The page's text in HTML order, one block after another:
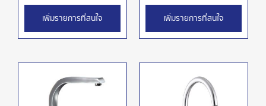
เพิ่มรายการที่สนใจ เพิ่มรายการที่สนใจ